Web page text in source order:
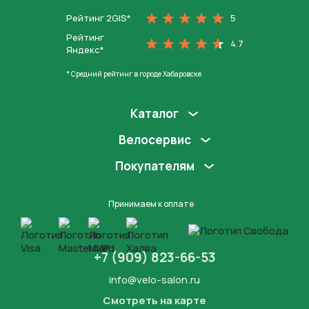
Рейтинг 2GIS*
5
Рейтинг
Яндекс*
4.7
* Средний рейтинг в городе Хабаровске
Каталог
Велосервис
Покупателям
Принимаем к оплате
+7 (909) 823-66-53
info@velo-salon.ru
Смотреть на карте